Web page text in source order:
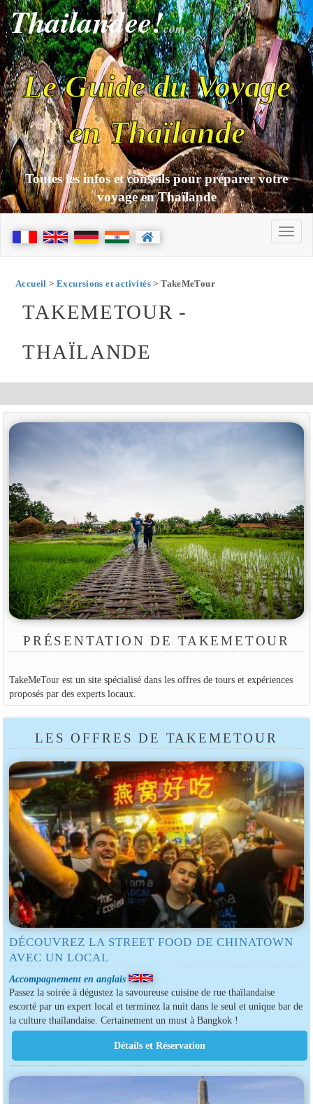
Thailandee!com
Le Guide du Voyage
en Thaïlande
Toutes les infos et conseils pour préparer votre
voyage en Thaïlande
Accueil > Excursions et activités> TakeMeTour
TAKEMETOUR -
THAÏLANDE
PRÉSENTATION DE TAKEMETOUR
TakeMeTour est un site spécialisé dans les offres de tours et expériences
proposés par des experts locaux.
LES OFFRES DE TAKEMETOUR
DÉCOUVREZ LA STREET FOOD DE CHINATOWN
AVEC UN LOCAL
Accompagnement en anglais
Passez la soirée à dégustez la savoureuse cuisine de rue thaïlandaise
escorté par un expert local et terminez la nuit dans le seul et unique bar de
la culture thaïlandaise. Certainement un must à Bangkok !